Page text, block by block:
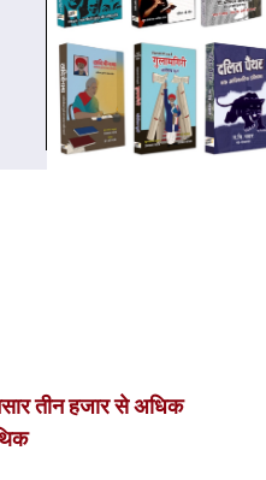
तीन हजार से अधिक